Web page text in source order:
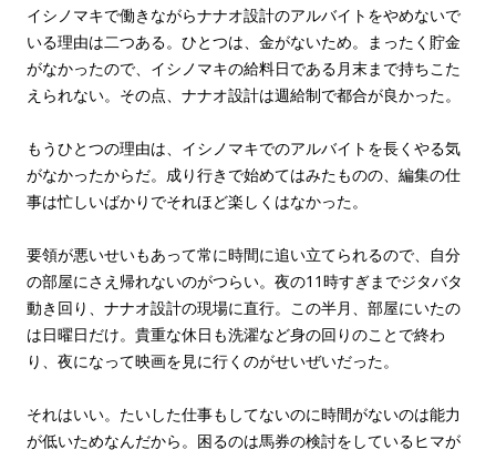
イシノマキで働きながらナナオ設計のアルバイトをやめないで
いる理由は二つある。ひとつは、金がないため。まったく貯金
がなかったので、イシノマキの給料日である月末まで持ちこた
えられない。その点、ナナオ設計は週給制で都合が良かった。
もうひとつの理由は、イシノマキでのアルバイトを長くやる気
がなかったからだ。成り行きで始めてはみたものの、編集の仕
事は忙しいばかりでそれほど楽しくはなかった。
要領が悪いせいもあって常に時間に追い立てられるので、自分
の部屋にさえ帰れないのがつらい。夜の11時すぎまでジタバタ
動き回り、ナナオ設計の現場に直行。この半月、部屋にいたの
は日曜日だけ。貴重な休日も洗濯など身の回りのことで終わ
り、夜になって映画を見に行くのがせいぜいだった。
それはいい。たいした仕事もしてないのに時間がないのは能力
が低いためなんだから。困るのは馬券の検討をしているヒマが